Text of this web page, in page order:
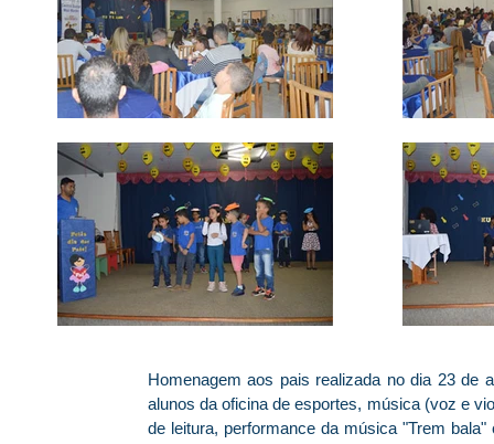
Homenagem aos pais realizada no dia 23 de
alunos da oficina de esportes, música (voz e
de leitura, performance da música "Trem